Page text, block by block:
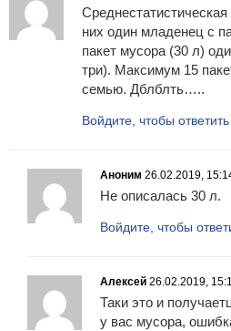
них один младенец с
пакет мусора (30 л)
три). Максимум 15
семью. Дблблть…..
Войдите, чтобы ответить
Аноним 26.02.2019,
Не описалась 30 л.
Войдите, чтобы
Алексей 26.02.2019,
Таки это и
у вас мусора,